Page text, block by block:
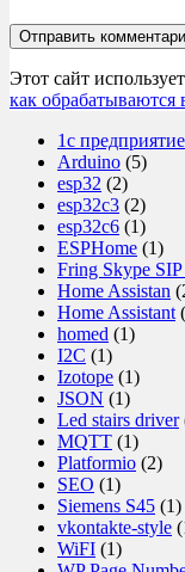
Отправить
Этот сайт
как
1с предприятие
Arduino (5)
esp32 (2)
esp32c3 (2)
esp32c6 (1)
ESPHome (1)
Fring Skype
Home Assistan
Home Assistant
homed (1)
I2C (1)
Izotope (1)
JSON (1)
Led stairs driver
MQTT (1)
Platformio (2)
SEO (1)
Siemens S45 (1)
vkontakte-style
WiFI (1)